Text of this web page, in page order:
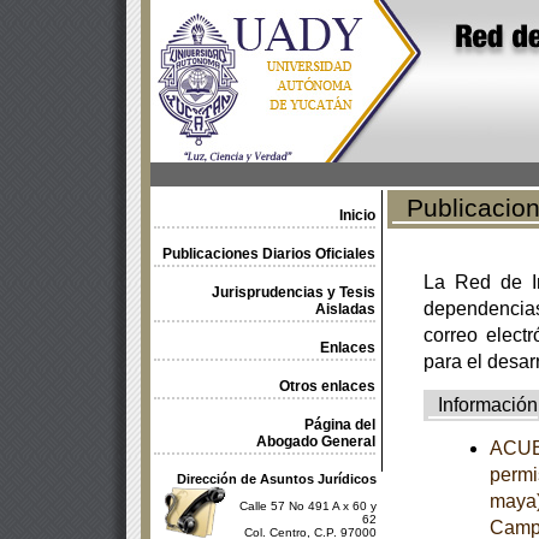
Inicio
Publicaciones Diarios Oficiales
Jurisprudencias y Tesis
Aisladas
Enlaces
Otros enlaces
Página del
Abogado General
Dirección de Asuntos Jurídicos
Calle 57 No 491 A x 60 y
62
Col. Centro, C.P. 97000
La Red de
correo
para el
Información